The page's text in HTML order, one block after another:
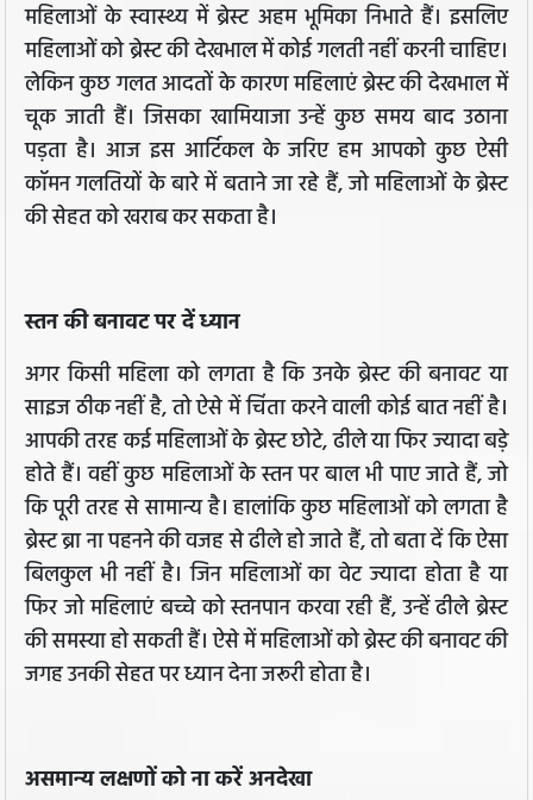
महिलाओं के स्वास्थ्य में ब्रेस्ट अहम भूमिका निभाते हैं। इसलिए
महिलाओं को ब्रेस्‍ट की देखभाल में कोई गलती नहीं करनी चाहिए।
लेकिन कुछ गलत आदतों के कारण महिलाएं ब्रेस्ट की देखभाल में
चूक जाती हैं। जिसका खामियाजा उन्हें कुछ समय बाद उठाना
पड़ता है। आज इस आर्टिकल के जरिए हम आपको कुछ ऐसी
कॉमन गलतियों के बारे में बताने जा रहे हैं, जो महिलाओं के ब्रेस्ट
की सेहत को खराब कर सकता है।
स्तन की बनावट पर दें ध्यान
अगर किसी महिला को लगता है कि उनके ब्रेस्ट की बनावट या
साइज ठीक नहीं है, तो ऐसे में चिंता करने वाली कोई बात नहीं है।
आपकी तरह कई महिलाओं के ब्रेस्ट छोटे, ढीले या फिर ज्यादा बड़े
होते हैं। वहीं कुछ महिलाओं के स्तन पर बाल भी पाए जाते हैं, जो
कि पूरी तरह से सामान्य है। हालांकि कुछ महिलाओं को लगता है
ब्रेस्ट ब्रा ना पहनने की वजह से ढीले हो जाते हैं, तो बता दें कि ऐसा
बिलकुल भी नहीं है। जिन महिलाओं का वेट ज्यादा होता है या
फिर जो महिलाएं बच्चे को स्तनपान करवा रही हैं, उन्हें ढीले ब्रेस्ट
की समस्या हो सकती हैं। ऐसे में महिलाओं को ब्रेस्ट की बनावट की
जगह उनकी सेहत पर ध्यान देना जरूरी होता है।
असमान्य लक्षणों को ना करें अनदेखा